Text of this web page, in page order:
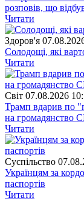
розповів, що
Читати
Здоров'я
Солодощі, які
Читати
Свiт 07.08.2026
Трамп вдарив по
на громадянство
Читати
Суспiльство
Українцям за
паспортів
Читати